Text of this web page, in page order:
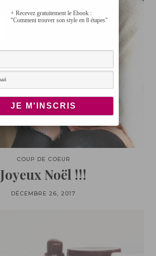
COUP DE COEUR
Joyeux Noël !!!
DÉCEMBRE 26, 2017
+ Recevez gratuitement le Ebook :
"Comment trouver son style en 8 étapes"